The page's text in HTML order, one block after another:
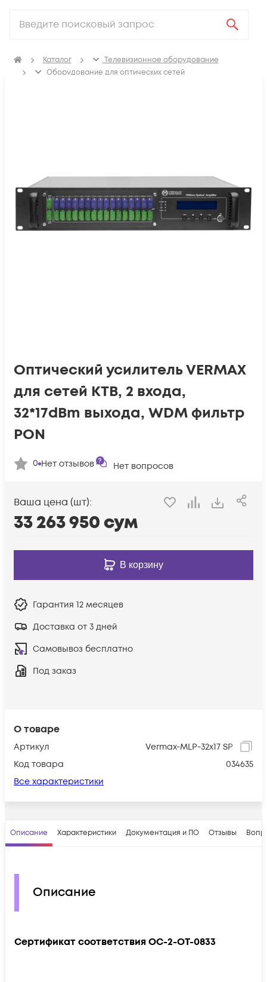
Каталог
Телевизионное оборудование
Оборудование для оптических сетей
О товаре
Артикул
Vermax-MLP-32x17 SP
Код товара
034635
Все характеристики
Оптический усилитель VERMAX
для сетей КТВ, 2 входа,
32*17dBm выхода, WDM фильтр
PON
0 Нет отзывов Нет вопросов
Ваша цена (шт):
33 263 950сум
В корзину
Гарантия 12 месяцев
Доставка от 3 дней
Самовывоз бесплатно
Под заказ
Описание Характеристики Документация и ПО Отзывы
Описание
Сертификат соответствия OC-2-OT-0833